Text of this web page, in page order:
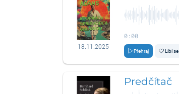
18.11.2025
0:00
Přehraj Líbí se
Predčítač